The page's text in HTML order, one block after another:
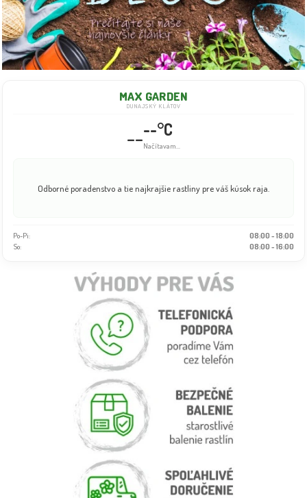
MAX GARDEN
DUNAJSKÝ KLÁTOV
----°C
Načítavam...
Odborné poradenstvo a tie najkrajšie rastliny pre váš kúsok raja.
Po-Pi:
08:00 - 18:00
So:
08:00 - 16:00